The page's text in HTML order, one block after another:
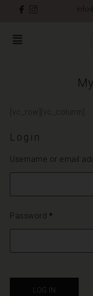
[vc_row][vc_column]
Login
Username or email
Password *
LOG IN